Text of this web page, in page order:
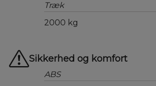
Træk
2000 kg
Sikkerhed og komfort
ABS